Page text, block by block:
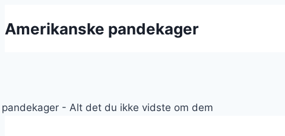
til
Amerikanske pandekager